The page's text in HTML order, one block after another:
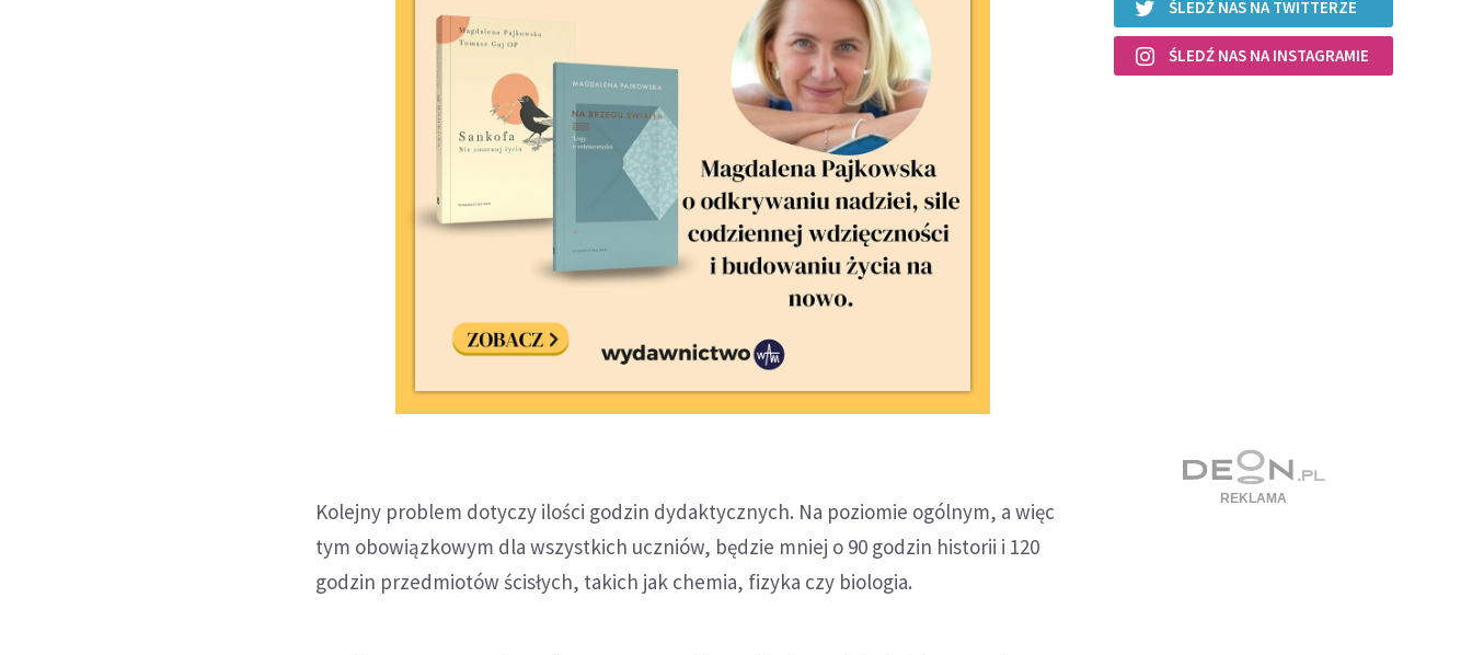
Kolejny problem dotyczy ilości godzin dydaktycznych. Na poziomie ogólnym, a więc
tym obowiązkowym dla wszystkich uczniów, będzie mniej o 90 godzin historii i 120
godzin przedmiotów ścisłych, takich jak chemia, fizyka czy biologia.
ŚLEDŹ NAS NA TWITTERZE
ŚLEDŹ NAS NA INSTAGRAMIE